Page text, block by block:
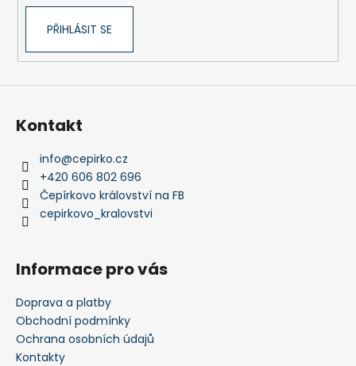
PŘIHLÁSIT SE
Kontakt
info@cepirko.cz
+420 606 802 696
Čepírkovo království na FB
cepirkovo_kralovstvi
Informace pro vás
Doprava a platby
Obchodní podmínky
Ochrana osobních údajů
Kontakty